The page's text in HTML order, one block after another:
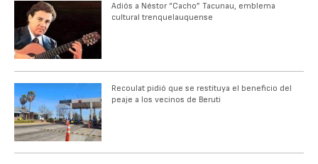
Adiós a Néstor “Cacho” Tacunau, emblema
cultural trenquelauquense
Recoulat pidió que se restituya el beneficio del
peaje a los vecinos de Beruti